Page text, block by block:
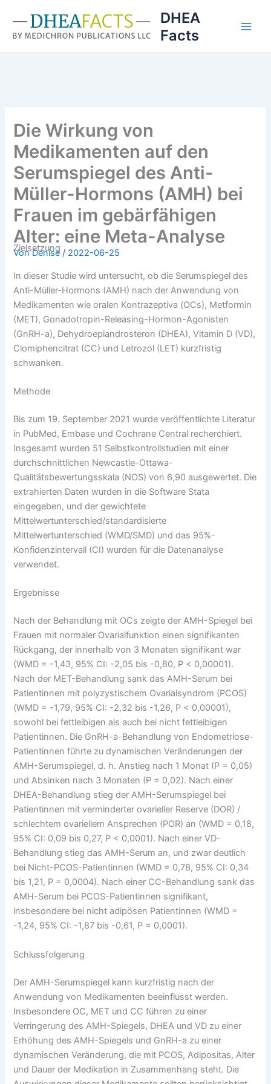
Inhalt
springen
DHEA
Facts
Die Wirkung von
Medikamenten auf den
Serumspiegel des Anti-
Müller-Hormons (AMH) bei
Frauen im gebärfähigen
Alter: eine Meta-Analyse
VonDenise/ 2022-06-25
Zielsetzung
In dieser Studie wird untersucht, ob die Serumspiegel des
Anti-Müller-Hormons (AMH) nach der Anwendung von
Medikamenten wie oralen Kontrazeptiva (OCs), Metformin
(MET), Gonadotropin-Releasing-Hormon-Agonisten
(GnRH-a), Dehydroepiandrosteron (DHEA), Vitamin D (VD),
Clomiphencitrat (CC) und Letrozol (LET) kurzfristig
schwanken.
Methode
Bis zum 19. September 2021 wurde veröffentlichte Literatur
in PubMed, Embase und Cochrane Central recherchiert.
Insgesamt wurden 51 Selbstkontrollstudien mit einer
durchschnittlichen Newcastle-Ottawa-
Qualitätsbewertungsskala (NOS) von 6,90 ausgewertet. Die
extrahierten Daten wurden in die Software Stata
eingegeben, und der gewichtete
Mittelwertunterschied/standardisierte
Mittelwertunterschied (WMD/SMD) und das 95%-
Konfidenzintervall (CI) wurden für die Datenanalyse
verwendet.
Ergebnisse
Nach der Behandlung mit OCs zeigte der AMH-Spiegel bei
Frauen mit normaler Ovarialfunktion einen signifikanten
Rückgang, der innerhalb von 3 Monaten signifikant war
(WMD = -1,43, 95% CI: -2,05 bis -0,80, P < 0,00001).
Nach der MET-Behandlung sank das AMH-Serum bei
Patientinnen mit polyzystischem Ovarialsyndrom (PCOS)
(WMD = -1,79, 95% CI: -2,32 bis -1,26, P < 0,00001),
sowohl bei fettleibigen als auch bei nicht fettleibigen
Patientinnen. Die GnRH-a-Behandlung von Endometriose-
Patientinnen führte zu dynamischen Veränderungen der
AMH-Serumspiegel, d. h. Anstieg nach 1 Monat (P = 0,05)
und Absinken nach 3 Monaten (P = 0,02). Nach einer
DHEA-Behandlung stieg der AMH-Serumspiegel bei
Patientinnen mit verminderter ovarieller Reserve (DOR) /
schlechtem ovariellem Ansprechen (POR) an (WMD = 0,18,
95% CI: 0,09 bis 0,27, P < 0,0001). Nach einer VD-
Behandlung stieg das AMH-Serum an, und zwar deutlich
bei Nicht-PCOS-Patientinnen (WMD = 0,78, 95% CI: 0,34
bis 1,21, P = 0,0004). Nach einer CC-Behandlung sank das
AMH-Serum bei PCOS-Patientinnen signifikant,
insbesondere bei nicht adipösen Patientinnen (WMD =
-1,24, 95% CI: -1,87 bis -0,61, P = 0,0001).
Schlussfolgerung
Der AMH-Serumspiegel kann kurzfristig nach der
Anwendung von Medikamenten beeinflusst werden.
Insbesondere OC, MET und CC führen zu einer
Verringerung des AMH-Spiegels, DHEA und VD zu einer
Erhöhung des AMH-Spiegels und GnRH-a zu einer
dynamischen Veränderung, die mit PCOS, Adipositas, Alter
und Dauer der Medikation in Zusammenhang steht. Die